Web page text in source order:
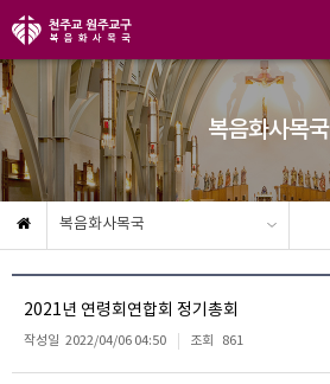
복음화사목국
복음화사목국
2021년 연령회연합회 정기총회
작성일 2022/04/06 04:50 조회 861